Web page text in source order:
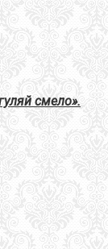
смело».